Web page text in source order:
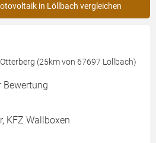
in Löllbach vergleichen
(25km von 67697 Löllbach)
Bewertung
KFZ Wallboxen